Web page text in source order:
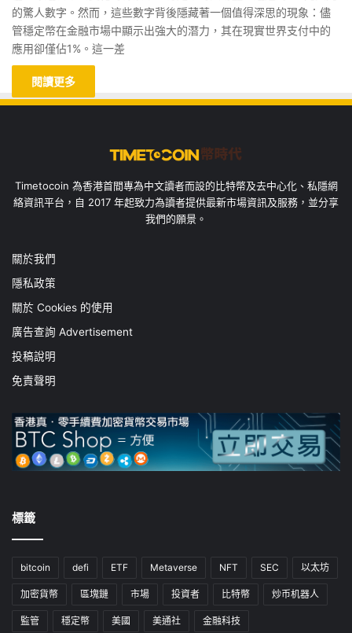
的驚人數字。然而，這些數字背後隱藏著一個值得深思的現象：儘
管穩定幣在金融市場中顯示出強大的潛力，其在現實世界支付中的
應用卻僅佔1%。這一差
閱讀更多
Timetocoin 為香港首間專為中文讀者而設的比特幣及去中心化、私隱網
絡資訊平台，自 2017 年起致力為讀者提供最新市場資訊及服務，並分享
我們的願景。
關於我們
隱私政策
關於 Cookies 的使用
廣告查詢 Advertisement
投稿說明
免責聲明
標籤
bitcoin defi ETF Metaverse NFT SEC 以太坊
加密貨幣 區塊鏈 市場 投資者 比特幣 炒币机器人
監管 穩定幣 美國 美通社 金融科技